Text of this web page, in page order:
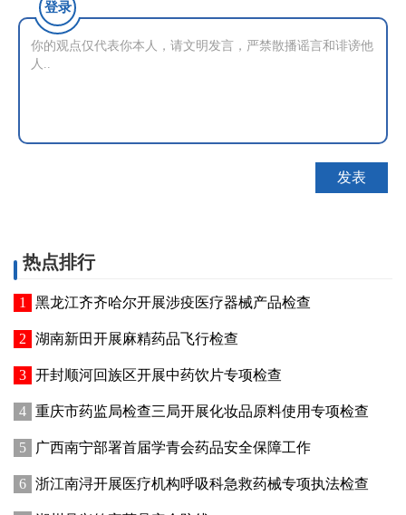
登录
热点排行
黑龙江齐齐哈尔开展涉疫医疗器械产品检查
湖南新田开展麻精药品飞行检查
开封顺河回族区开展中药饮片专项检查
重庆市药监局检查三局开展化妆品原料使用专项检查
广西南宁部署首届学青会药品安全保障工作
浙江南浔开展医疗机构呼吸科急救药械专项执法检查